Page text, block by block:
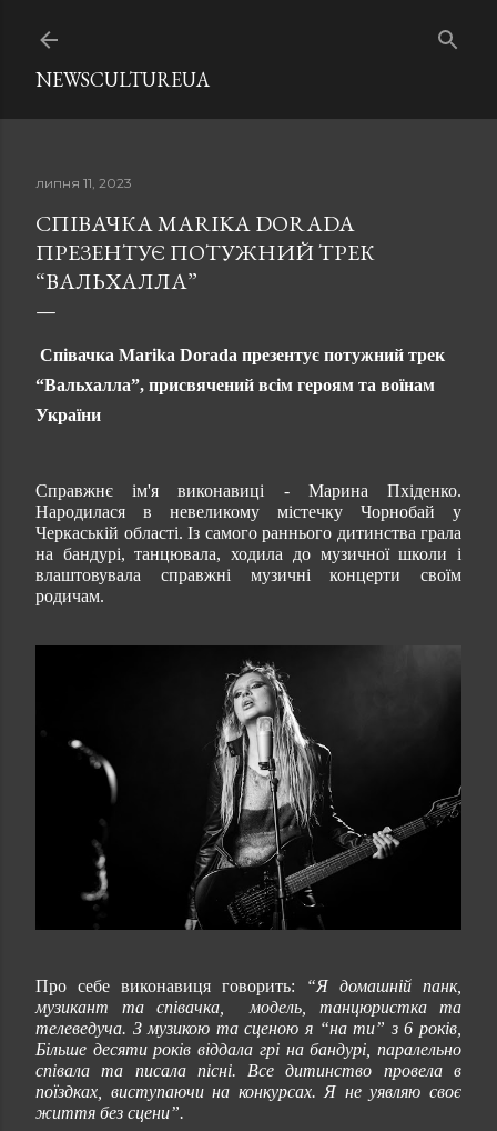
NEWSCULTUREUA
липня 11, 2023
СПІВАЧКА MARIKA DORADA
ПРЕЗЕНТУЄ ПОТУЖНИЙ ТРЕК
“ВАЛЬХАЛЛА”
Співачка Marika Dorada презентує потужний трек
“Вальхалла”, присвячений всім героям та воїнам
України
Справжнє ім'я виконавиці - Марина Пхіденко.
Народилася в невеликому містечку Чорнобай у
Черкаській області. Із самого раннього дитинства грала
на бандурі, танцювала, ходила до музичної школи і
влаштовувала справжні музичні концерти своїм
родичам.
Про себе виконавиця говорить:
“Я домашній панк,
музикант та співачка, модель, танцюристка та
телеведуча. З музикою та сценою я “на ти” з 6 років,
Більше десяти років віддала грі на бандурі, паралельно
співала та писала пісні. Все дитинство провела в
поїздках, виступаючи на конкурсах. Я не уявляю своє
життя без сцени”.